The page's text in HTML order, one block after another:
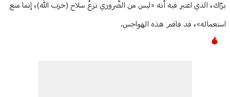
برّاك، الذي اعتبر فيه أنه «ليس من الضَّروري نزعُ سلاح (حزب الله)، إنما منع
استعماله»، قد فاقم هذه الهواجس.